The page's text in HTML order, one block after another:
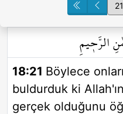
الرَّح۪يمِ
18:21 Böylece
buldurduk ki
gerçek olduğunu